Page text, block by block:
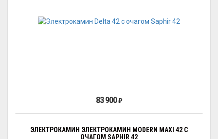
83 900₽
ЭЛЕКТРОКАМИН ЭЛЕКТРОКАМИН MODERN MAXI 42 С
ОЧАГОМ SAPHIR 42